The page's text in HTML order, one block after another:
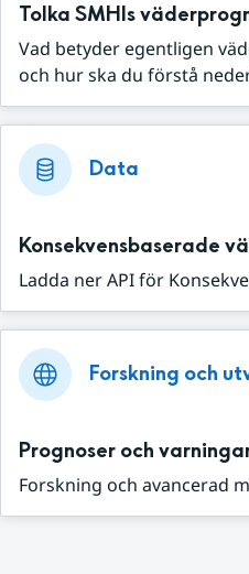
Tolka SMHIs
Vad betyder egentligen
och hur ska du förstå
Data
Konsekvensbaserade
Ladda ner API för
Forskning och
Prognoser och
Forskning och avancerad